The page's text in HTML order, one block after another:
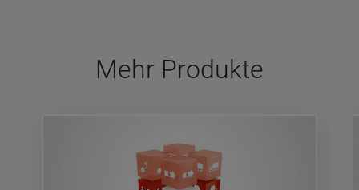
Mehr Pro­dukte